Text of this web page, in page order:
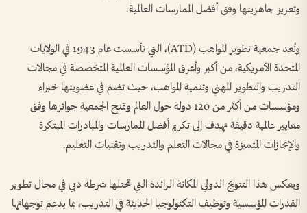
وتعزيز جاهزيتها وفق أفضل الممارسات العالمية.
وتُعد جمعية تطوير المواهب (ATD)، التي تأسست عام 1943 في الولايات
المتحدة الأمريكية، من أكبر وأعرق المؤسسات العالمية المتخصصة في مجالات
التدريب والتطوير المهني وتنمية المواهب، حيث تضم في عضويتها خبراء
ومؤسسات من أكثر من 120 دولة حول العالم وتمنح الجمعية جوائزها وفق
معايير عالمية دقيقة تهدف إلى تكريم أفضل الممارسات والمبادرات المبتكرة
والإنجازات المتميزة في مجالات التعلم والتدريب وتقنيات التعليم.
ويعكس هذا التتويج الدولي المكانة الرائدة التي تحتلها شرطة دبي في مجال تطوير
القدرات المؤسسية وتوظيف التكنولوجيا الحديثة في التدريب، بما يدعم توجهاتها